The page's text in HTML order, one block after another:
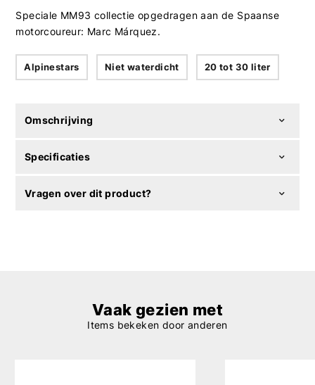
Speciale MM93 collectie opgedragen aan de Spaanse
motorcoureur: Marc Márquez.
Alpinestars Niet waterdicht 20 tot 30 liter
Omschrijving
Specificaties
Vragen over dit product?
Vaak gezien met
Items bekeken door anderen